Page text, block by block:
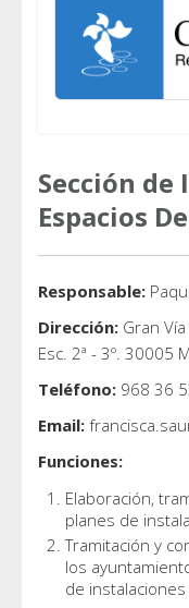
Sección
Espacios
Responsable:
Dirección: Gran
Esc. 2ª - 3º. 30005
Teléfono: 968 36
Email:
Funciones:
Elaboración,
planes de
Tramitación y
los
de